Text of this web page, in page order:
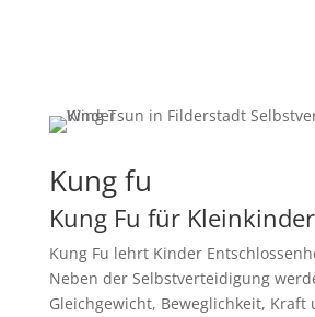
Kung fu
Kung Fu für
Kung Fu lehrt Kinder
Neben der Selbstverteidigung
Gleichgewicht, Beweglichkeit, Kraft